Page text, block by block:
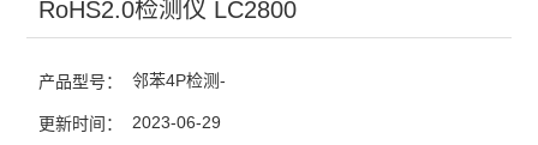
RoHS2.0检测仪 LC2800
产品型号： 邻苯4P检测-
更新时间： 2023-06-29